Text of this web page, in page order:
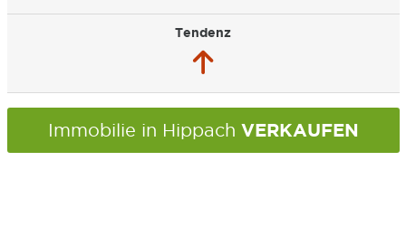
Tendenz
Immobilie in Hippach VERKAUFEN